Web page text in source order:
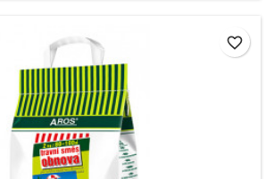
favorite_border